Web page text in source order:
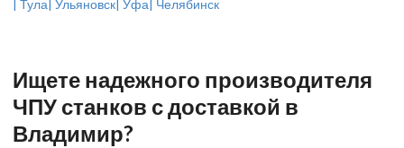
| Тула| Ульяновск| Уфа| Челябинск
Ищете надежного производителя
ЧПУ станков с доставкой в
Владимир?